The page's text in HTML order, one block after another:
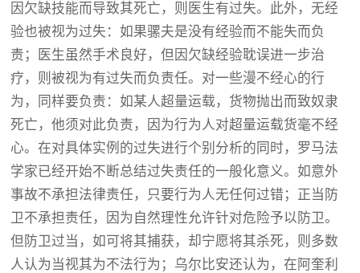
因欠缺技能而导致其死亡，则医生有过失。此外，无经
验也被视为过失：如果骡夫是没有经验而不能失而负
责；医生虽然手术良好，但因欠缺经验耽误进一步治
疗，则被视为有过失而负责任。对一些漫不经心的行
为，同样要负责：如某人超量运载，货物抛出而致奴隶
死亡，他须对此负责，因为行为人对超量运载货毫不经
心。在对具体实例的过失进行个别分析的同时，罗马法
学家已经开始不断总结过失责任的一般化意义。如意外
事故不承担法律责任，只要行为人无任何过错；正当防
卫不承担责任，因为自然理性允许针对危险予以防卫。
但防卫过当，如可将其捕获，却宁愿将其杀死，则多数
人认为当视其为不法行为；乌尔比安还认为，在阿奎利